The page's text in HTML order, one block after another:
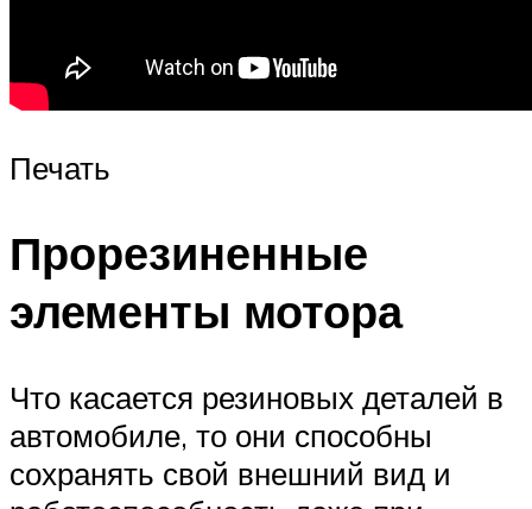
Печать
Прорезиненные
элементы мотора
Что касается резиновых деталей в
автомобиле, то они способны
сохранять свой внешний вид и